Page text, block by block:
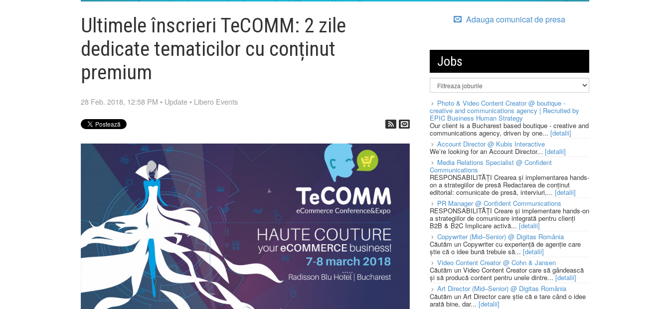
Ultimele înscrieri TeCOMM: 2 zile
dedicate tematicilor cu conținut
premium
28 Feb. 2018, 12:58 PM • Update • Libero Events
Adauga comunicat de presa
Jobs
Photo & Video Content Creator @ boutique -
creative and communications agency | Recruited by
EPIC Business Human Strategy
Our client is a Bucharest based boutique - creative and
communications agency, driven by one... [detalii]
Account Director @ Kubis Interactive
We’re looking for an Account Director... [detalii]
Media Relations Specialist @ Confident
Communications
RESPONSABILITĂȚI Crearea și implementarea hands-
on a strategiilor de presă Redactarea de conținut
editorial: comunicate de presă, interviuri,... [detalii]
PR Manager @ Confident Communications
RESPONSABILITĂȚI Creare și implementare hands-on
a strategiilor de comunicare integrată pentru clienți
B2B & B2C Implicare activă... [detalii]
Copywriter (Mid–Senior) @ Digitas România
Căutăm un Copywriter cu experiență de agenție care
știe că o idee bună trebuie să... [detalii]
Video Content Creator @ Cohn & Jansen
Căutăm un Video Content Creator care să gândească
și să producă content pentru unele dintre... [detalii]
Art Director (Mid–Senior) @ Digitas România
Căutăm un Art Director care știe că e tare când o idee
arată bine, dar... [detalii]